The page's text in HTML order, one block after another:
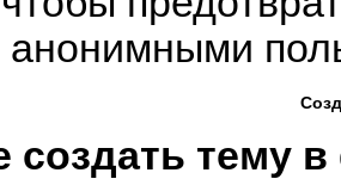
анонимными
создать тему